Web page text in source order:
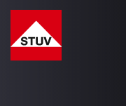
Go To the Homepage